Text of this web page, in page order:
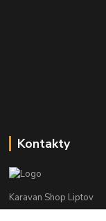
Kontakty
Karavan Shop Liptov